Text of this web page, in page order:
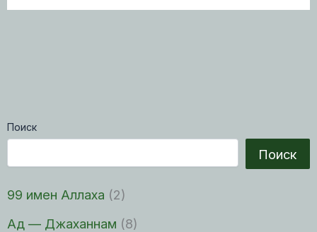
Поиск
Поиск
99 имен Аллаха (2)
Ад — Джаханнам (8)